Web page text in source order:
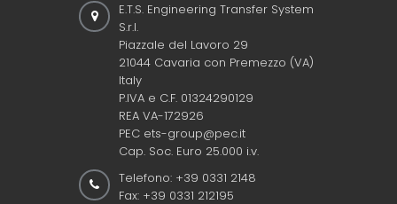
E.T.S. Engineering Transfer System
S.r.l.
Piazzale del Lavoro 29
21044 Cavaria con Premezzo (VA)
Italy
P.IVA e C.F. 01324290129
REA VA-172926
PEC ets-group@pec.it
Cap. Soc. Euro 25.000 i.v.
Telefono: +39 0331 2148
Fax: +39 0331 212195